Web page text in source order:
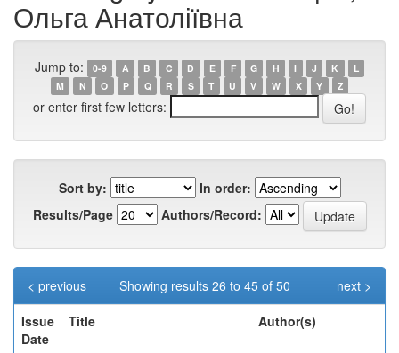
Ольга Анатоліївна
Jump to: 0-9 A B C D E F G H I J K
L
M
N O P Q R S T U V W X Y Z
or enter first few letters:
Sort by:
In order:
Results/Page
Authors/Record:
Showing results 26 to 45 of 50
< previous
next >
Issue
Date
Title Author(s)